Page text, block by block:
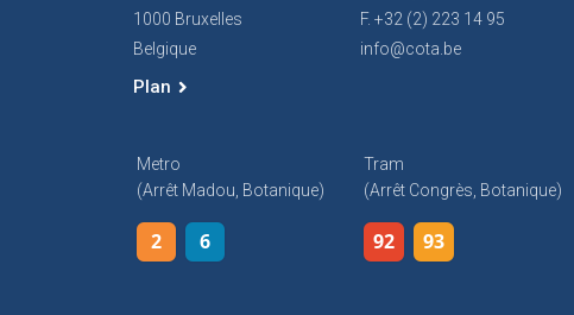
1000 Bruxelles
Belgique
Plan
F. +32 (2) 223 14 95
info@cota.be
Metro
(arrêt Madou, Botanique)
2 6
Tram
(arrêt Congrès, Botanique)
92 93